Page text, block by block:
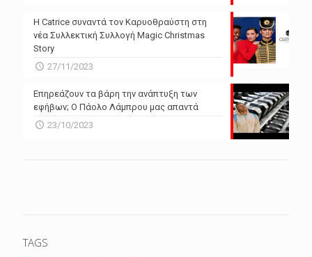
Η Catrice συναντά τον Καρυοθραύστη στη
νέα Συλλεκτική Συλλογή Magic Christmas
Story
27/11/2023
Επηρεάζουν τα βάρη την ανάπτυξη των
εφήβων; Ο Πάολο Λάμπρου μας απαντά
23/10/2023
TAGS